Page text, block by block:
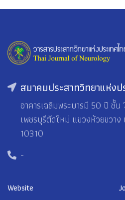
สมาคมประสาทวิทยาแห่งป
อาคารเฉลิมพระบารมี 50 ปี ชั้
เพชรบุรีตัดใหม่ แขวงห้วยขวาง
10310
-
Website